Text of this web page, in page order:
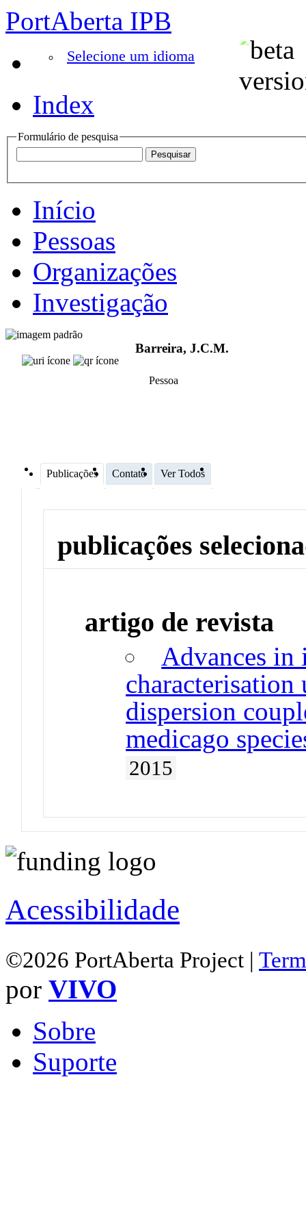
PortAberta IPB
Selecione um idioma
Index
Formulário de pesquisa
Início
Pessoas
Organizações
Investigação
Barreira, J.C.M.
Pessoa
Publicações Contato Ver Todos
publicações
artigo de revista
Advances
dispersion
medicago
2015
Acessibilidade
©2026 PortAberta Project |
por VIVO
Sobre
Suporte